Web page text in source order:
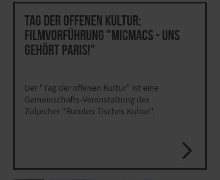
Tag der offenen Kultur:
Filmvorführung "Micmacs - uns
gehört Paris!"
Der "Tag der offenen Kultur" ist eine
Gemeinschafts-Veranstaltung des
Zülpicher "Runden Tisches Kultur".